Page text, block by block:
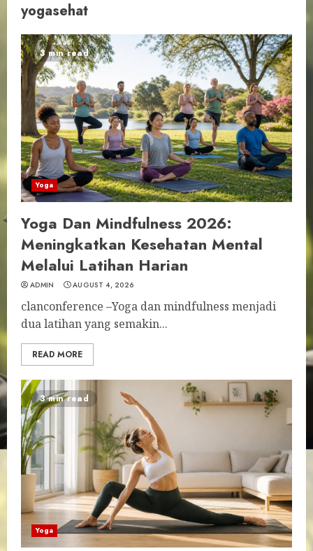
yogasehat
3 min read
Yoga
Yoga Dan Mindfulness 2026:
Meningkatkan Kesehatan Mental
Melalui Latihan Harian
ADMIN AUGUST 4, 2026
clanconference –Yoga dan mindfulness menjadi
dua latihan yang semakin...
READ MORE
3 min read
Yoga